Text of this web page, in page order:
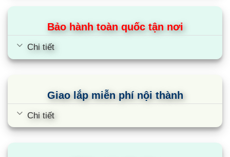
Bảo hành toàn quốc tận nơi
Chi tiết
Giao lắp miễn phí nội thành
Chi tiết